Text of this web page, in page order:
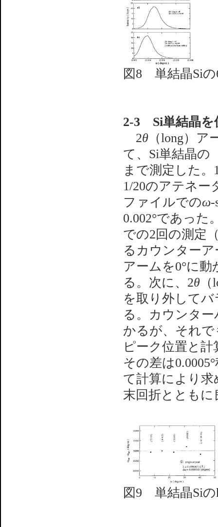
図8 単結晶Siの
2-3 Si単結晶を
2θ （long）ア
て、Si単結晶の
まで測定した
1/20のアテネー
ファイルでのω-
0.002°であった
での2回の測定
るカウンターア
アームを0°に
る。次に、2θ
を取り外して
る。カウンタ
かるが、それで
ピーク位置と
その差は
て計算により求
末回折とともに
図9 単結晶Siの